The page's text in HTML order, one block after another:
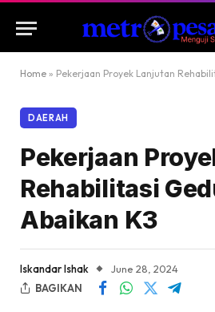
Home » Pekerjaan Proyek Lanjutan
DAERAH
Pekerjaan
Rehabilitasi
Abaikan K3
Iskandar Ishak
June 28, 2024
BAGIKAN